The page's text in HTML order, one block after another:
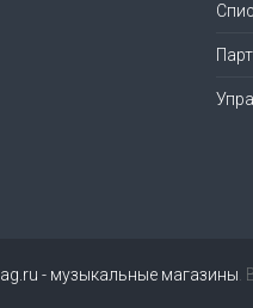
- музыкальные магазины